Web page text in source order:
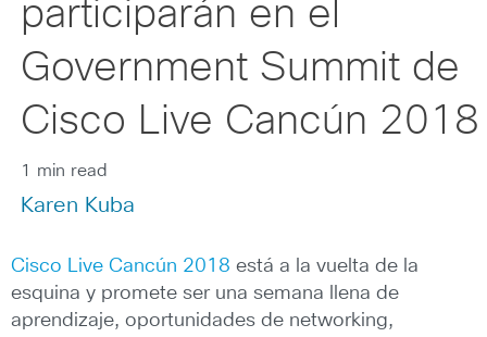
participarán en el
Government Summit de
Cisco Live Cancún 2018
1 min read
Karen Kuba
Cisco Live Cancún 2018 está a la vuelta de la
esquina y promete ser una semana llena de
aprendizaje, oportunidades de networking,